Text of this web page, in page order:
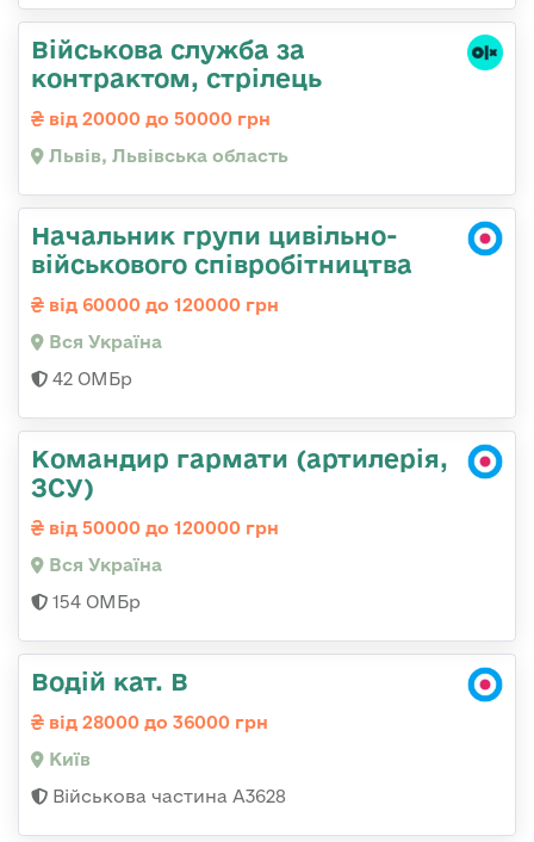
Військова служба за
контрактом, стрілець
від 20000 до 50000 грн
Львів, Львівська область
Начальник групи цивільно-
військового співробітництва
від 60000 до 120000 грн
Вся Україна
42 ОМБр
Командир гармати (артилерія,
ЗСУ)
від 50000 до 120000 грн
Вся Україна
154 ОМБр
Водій кат. В
від 28000 до 36000 грн
Київ
Військова частина А3628